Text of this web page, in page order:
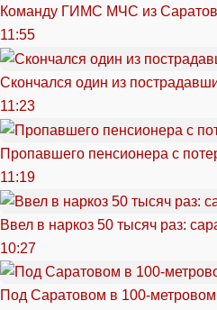
Команду ГИМС МЧС из
11:55
Скончался один из
11:23
Пропавшего пенсионера с
11:19
Ввел в наркоз 50 тысяч раз:
10:27
Под Саратовом в 100-